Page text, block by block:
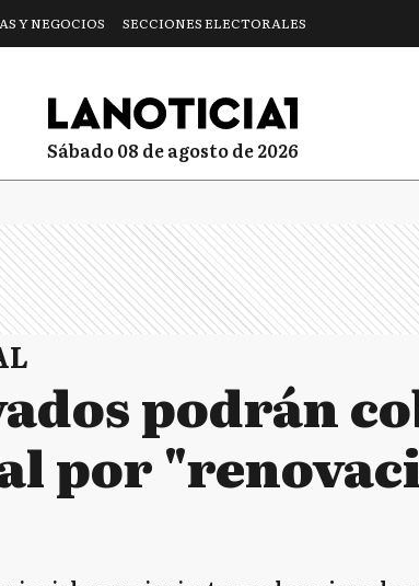
Y NEGOCIOS SECCIONES ELECTORALES
sábado 08 de agosto de 2026
podrán
por